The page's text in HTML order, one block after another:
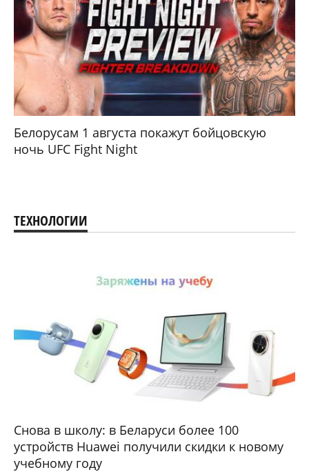
Белорусам 1 августа покажут бойцовскую
ночь UFC Fight Night
ТЕХНОЛОГИИ
Снова в школу: в Беларуси более 100
устройств Huawei получили скидки к новому
учебному году